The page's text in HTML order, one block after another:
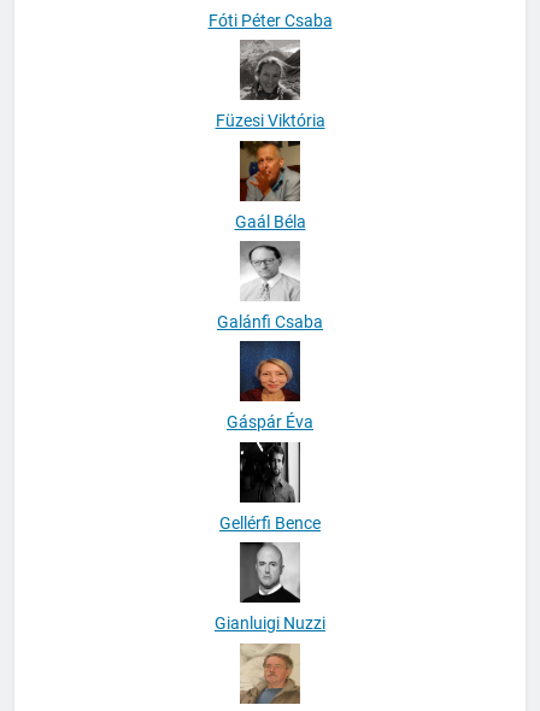
Fóti Péter Csaba
Füzesi Viktória
Gaál Béla
Galánfi Csaba
Gáspár Éva
Gellérfi Bence
Gianluigi Nuzzi